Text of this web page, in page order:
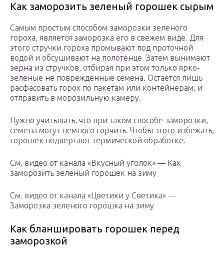
Как заморозить зеленый горошек сырым
Самым простым способом заморозки зеленого
гороха, является заморозка его в свежем виде. Для
этого стручки гороха промывают под проточной
водой и обсушивают на полотенце. Затем вынимают
зерна из стручков, отбирая при этом только ярко-
зеленые не поврежденные семена. Остается лишь
расфасовать горох по пакетам или контейнерам, и
отправить в морозильную камеру.
Нужно учитывать, что при таком способе заморозки,
семена могут немного горчить. Чтобы этого избежать,
горошек подвергают термической обработке.
См. видео от канала «Вкусный уголок» — Как
заморозить зеленый горошек на зиму
См. видео от канала «Цветики у Светика» —
Заморозка зеленого горошка на зиму
Как бланшировать горошек перед
заморозкой